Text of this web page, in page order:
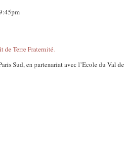
Sud, en partenariat avec l’Ecole du Val de